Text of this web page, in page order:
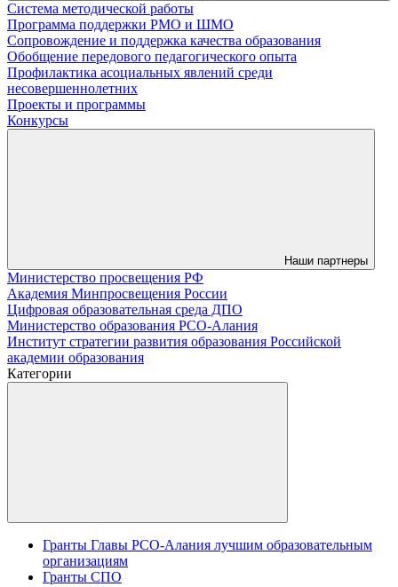
Система методической работы
Программа поддержки РМО и ШМО
Сопровождение и поддержка качества образования
Обобщение передового педагогического опыта
Профилактика асоциальных явлений среди
несовершеннолетних
Проекты и программы
Конкурсы
Наши партнеры
Министерство просвещения РФ
Академия Минпросвещения России
Цифровая образовательная среда ДПО
Министерство образования РСО-Алания
Институт стратегии развития образования Российской
академии образования
Категории
Гранты Главы РСО-Алания лучшим образовательным
организациям
Гранты СПО